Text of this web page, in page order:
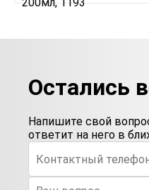
Остались
Напишите свой
ответит на него в